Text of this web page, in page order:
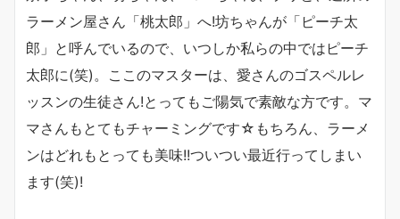
ラーメン屋さん「桃太郎」へ!坊ちゃんが「ピーチ太
郎」と呼んでいるので、いつしか私らの中ではピーチ
太郎に(笑)。ここのマスターは、愛さんのゴスペルレ
ッスンの生徒さん!とってもご陽気で素敵な方です。マ
マさんもとてもチャーミングです☆もちろん、ラーメ
ンはどれもとっても美味!!ついつい最近行ってしまい
ます(笑)!